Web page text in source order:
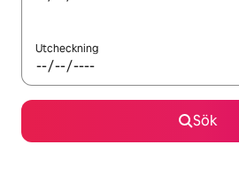
Utcheckning
Sök